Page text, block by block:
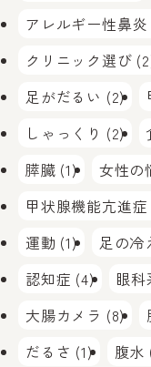
アレルギー性鼻炎
クリニック選び
足がだるい (2)
しゃっくり (2)
膵臓 (1)
女性の
甲状腺機能亢進症
運動 (1)
足の冷
認知症 (4)
眼
大腸カメラ (8)
だるさ (1)
腹水